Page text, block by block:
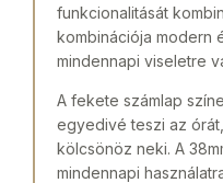
funkcionalitását
kombinációja modern
mindennapi viseletre
A fekete számlap
egyedivé teszi az
kölcsönöz neki. A
mindennapi